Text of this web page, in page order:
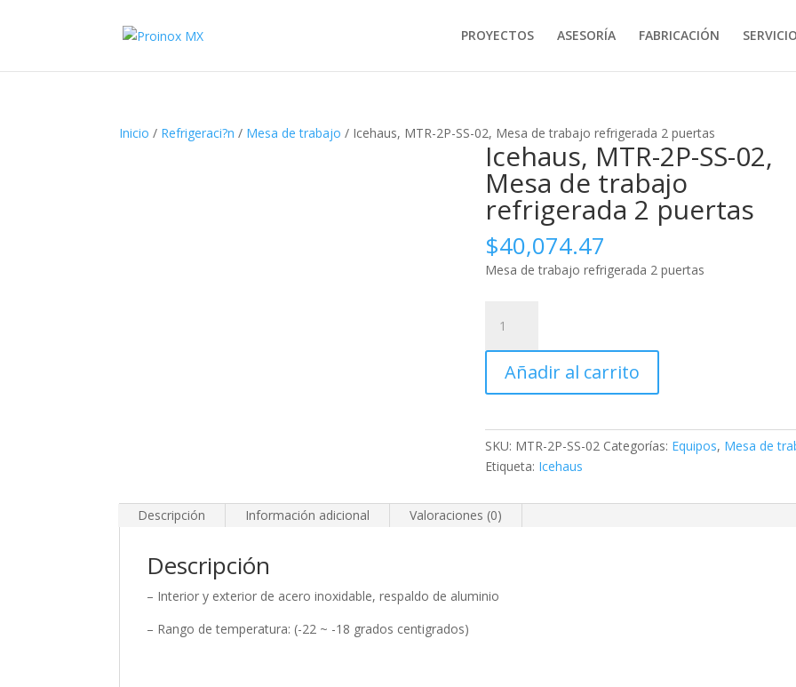
PROYECTOS ASESORÍA FABRICACIÓN
Inicio / Refrigeraci?n / Mesa de trabajo / Icehaus, MTR-2P-SS-02, Mesa de trabajo refrigerada 2 puertas
Icehaus, MTR-2P-SS-02,
Mesa de trabajo
refrigerada 2 puertas
$40,074.47
Mesa de trabajo refrigerada 2 puertas
MTR-
2P-
02,
de
trabajo
refrigerada
puertas
Añadir al carrito
SKU: MTR-2P-SS-02 Categorías: Equipos, Mesa de
Etiqueta: Icehaus
Descripción Información adicional Valoraciones (0)
Descripción
– Interior y exterior de acero inoxidable, respaldo de aluminio
– Rango de temperatura: (-22 ~ -18 grados centigrados)